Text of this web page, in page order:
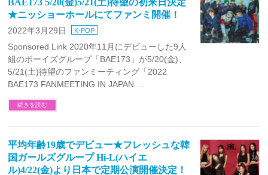
BAE173 5/20(金)5/21(土)待望の初来日決定
★ニッショーホールにてファンミ開催！
2022年3月29日 K-POP
Sponsored Link 2020年11月にデビューした9人
組のボーイズグループ「BAE173」が5/20(金)、
5/21(土)待望のファンミーティング「2022
BAE173 FANMEETING IN JAPAN …
続きを読む
平均年齢19歳でデビュー★フレッシュな韓
国ガールズグループ Hi-L(ハイエ
ル)4/22(金)より日本で定期公演開催決定！